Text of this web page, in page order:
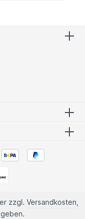
zzgl. Versandkosten